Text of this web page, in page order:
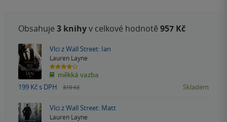
Obsahuje 3 knihyv celkové hodnotě 957 Kč
Vlci z Wall Street: Ian
Lauren Layne
4.3
z
5
hvězdiček
měkká vazba
199 Kčs DPH 319 Kč Skladem
Vlci z Wall Street: Matt
Lauren Layne